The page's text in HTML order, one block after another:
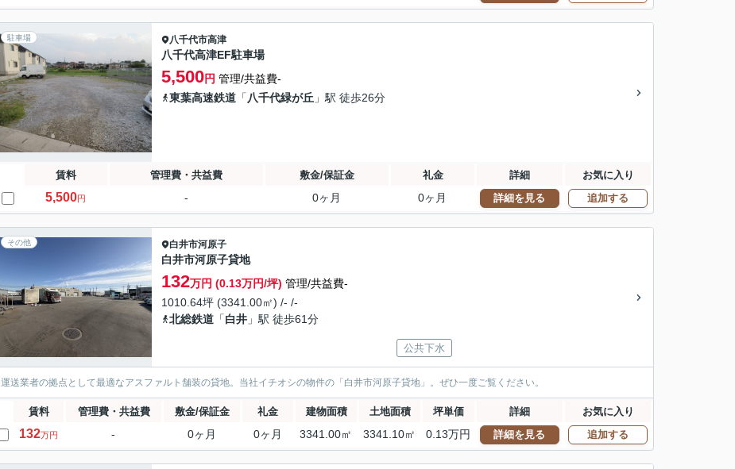
駐車場 八千代市高津
八千代高津EF駐車場
5,500円 管理/共益費-
東葉高速鉄道 「 八千代緑が丘 」駅 徒歩26分
賃料 管理費・共益費 敷金/保証金 礼金 詳細 お気に入り
5,500円 - 0ヶ月 0ヶ月 詳細を見る 追加する
その他 白井市河原子
白井市河原子貸地
132万円 (0.13万円/坪) 管理/共益費-
1010.64坪 (3341.00㎡) /- /-
北総鉄道 「白井 」駅 徒歩61分
公共下水
運送業者の拠点として最適なアスファルト舗装の貸地。当社イチオシの物件の「白井市河原子貸地」。ぜひ一度ご覧ください。
賃料 管理費・共益費 敷金/保証金 礼金 建物面積 土地面積 坪単価 詳細 お気に入り
132万円 - 0ヶ月 0ヶ月 3341.00㎡ 3341.10㎡ 0.13万円 詳細を見る 追加する